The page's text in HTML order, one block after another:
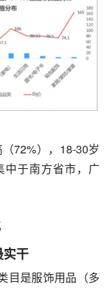
72%），18-30岁
中于南方省市，广
实干
目是服饰用品（多